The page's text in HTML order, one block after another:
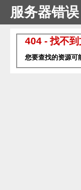
服务器错误
404 - 找不到
您要查找的资源可